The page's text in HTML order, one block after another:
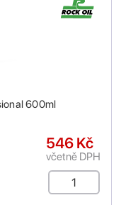
600ml
546 Kč
včetně DPH